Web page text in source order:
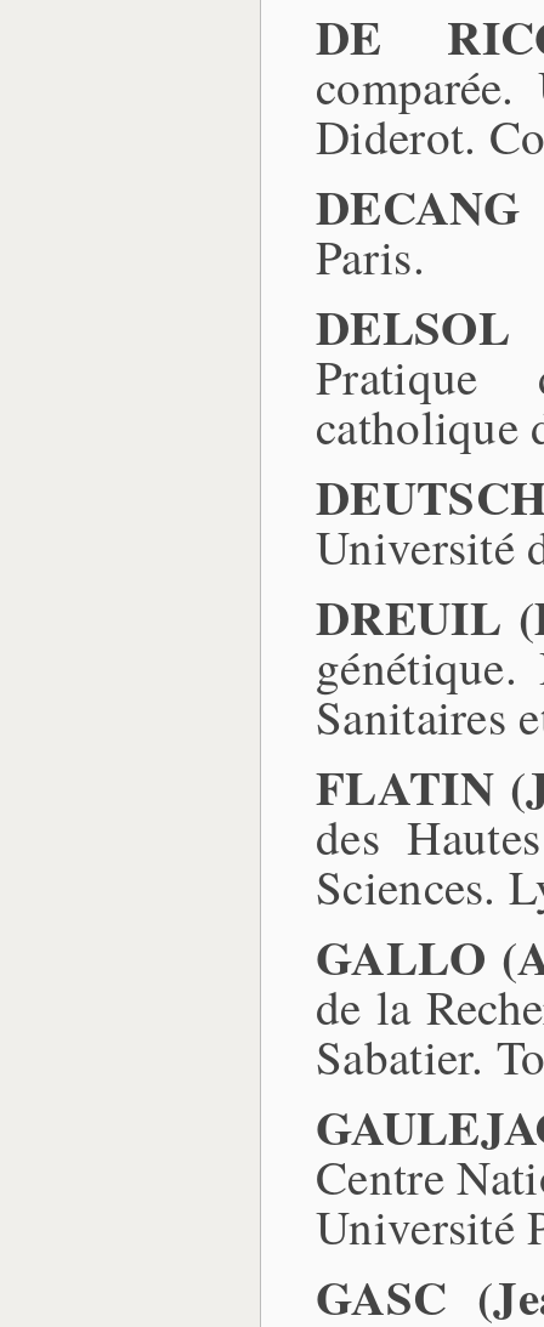
DE
Diderot.
Paris.
Pratique
catholique
Université
DREUIL
Sanitaires
FLATIN
des
Sciences.
GALLO
de la
Sabatier.
Centre
Université
GASC